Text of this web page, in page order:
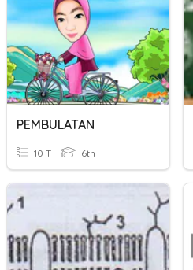
PEMBULATAN
10 T 6th